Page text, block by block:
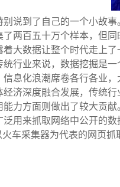
别说到了自己的一个小故
两百五十万个样本，但
着大数据让整个时代走上
行业来说，数据挖掘是
信息化浪潮席卷各行各业
经济深度融合发展，传统
力方面则做出了较大贡献
泛用来抓取网络中公开的
车采集器为代表的网页